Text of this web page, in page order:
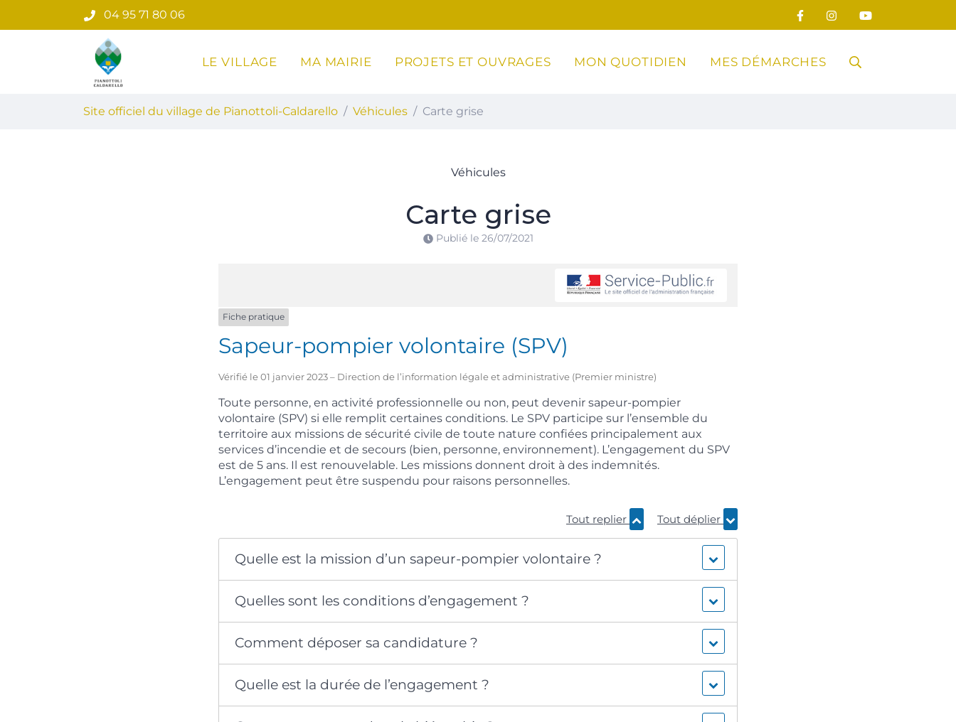
au
04 95 71 80 06
Site officiel du village de Pianottoli-Caldarello
LE VILLAGE MA MAIRIE PROJETS ET OUVRAGES MON QUOTIDIEN MES DÉMARCHES RECHERCHE
Site officiel du village de Pianottoli-Caldarello Véhicules Carte grise
Véhicules
Carte grise
Publié le 26/07/2021
Fiche pratique
Sapeur-pompier volontaire (SPV)
Vérifié le 01 janvier 2023 – Direction de l’information légale et administrative (Premier ministre)
Toute personne, en activité professionnelle ou non, peut devenir sapeur-pompier
volontaire (SPV) si elle remplit certaines conditions. Le SPV participe sur l’ensemble du
territoire aux missions de sécurité civile de toute nature confiées principalement aux
services d’incendie et de secours (bien, personne, environnement). L’engagement du SPV
est de 5 ans. Il est renouvelable. Les missions donnent droit à des indemnités.
L’engagement peut être suspendu pour raisons personnelles.
Tout replier Tout déplier
Quelle est la mission d’un sapeur-pompier volontaire ?
Quelles sont les conditions d’engagement ?
Comment déposer sa candidature ?
Quelle est la durée de l’engagement ?